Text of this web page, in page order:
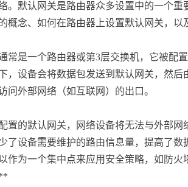
。默认网关是路由器众多设置中的一个
概念、如何在路由器上设置默认网关，以
常是一个路由器或第3层交换机，它被配
，设备会将数据包发送到默认网关，然
问外部网络（如互联网）的出口。
的默认网关，网络设备将无法与外部网
设备需要维护的路由信息量，提高了数
为一个集中点来应用安全策略，如防火